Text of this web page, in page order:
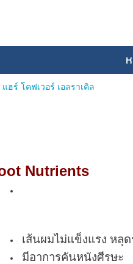
แฮร์ โคฟเวอร์ เอลราเคิล
Nutrients
เส้นผมไม่แข็งแรง หลุด
มีอาการคันหนังศีรษะ